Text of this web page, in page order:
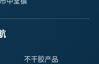
不干胶产品